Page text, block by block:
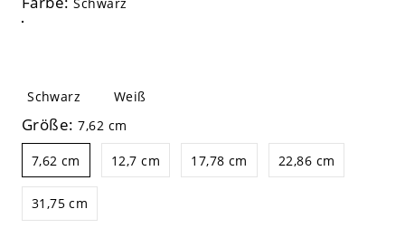
Schwarz Weiß
Größe:7,62 cm
7,62 cm 12,7 cm 17,78 cm 22,86 cm
31,75 cm